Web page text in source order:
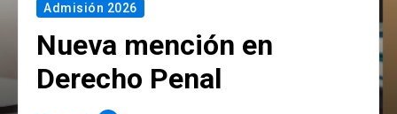
Admisión 2026
Nueva mención en
Derecho Penal